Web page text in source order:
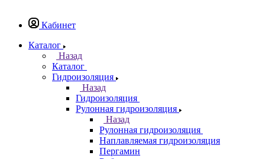
Кабинет
Каталог
Назад
Каталог
Гидроизоляция
Назад
Гидроизоляция
Рулонная гидроизоляция
Назад
Рулонная гидроизоляция
Наплавляемая гидроизоляция
Пергамин